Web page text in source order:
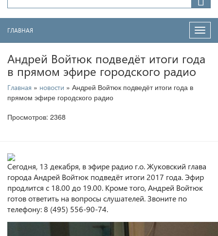
ГЛАВНАЯ
Андрей Войтюк подведёт итоги года
в прямом эфире городского радио
Главная » новости » Андрей Войтюк подведёт итоги года в
прямом эфире городского радио
Просмотров: 2368
Сегодня, 13 декабря, в эфире радио г.о. Жуковский глава
города Андрей Войтюк подведёт итоги 2017 года. Эфир
продлится с 18.00 до 19.00. Кроме того, Андрей Войтюк
готов ответить на вопросы слушателей. Звоните по
телефону: 8 (495) 556-90-74.